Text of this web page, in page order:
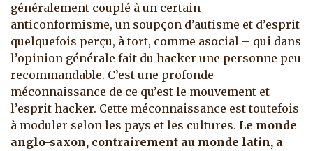
généralement couplé à un certain
anticonformisme, un soupçon d’autisme et d’esprit
quelquefois perçu, à tort, comme asocial – qui dans
l’opinion générale fait du hacker une personne peu
recommandable. C’est une profonde
méconnaissance de ce qu’est le mouvement et
l’esprit hacker. Cette méconnaissance est toutefois
à moduler selon les pays et les cultures. Le monde
anglo-saxon, contrairement au monde latin, a